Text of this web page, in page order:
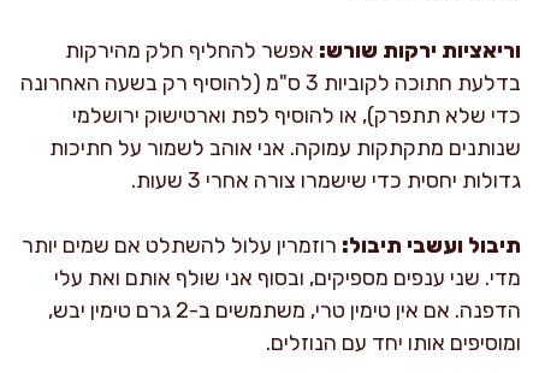
וריאציות ירקות שורש: אפשר להחליף חלק מהירקות
בדלעת חתוכה לקוביות 3 ס"מ (להוסיף רק בשעה האחרונה
כדי שלא תתפרק), או להוסיף לפת וארטישוק ירושלמי
שנותנים מתקתקות עמוקה. אני אוהב לשמור על חתיכות
גדולות יחסית כדי שישמרו צורה אחרי 3 שעות.
תיבול ועשבי תיבול: רוזמרין עלול להשתלט אם שמים יותר
מדי. שני ענפים מספיקים, ובסוף אני שולף אותם ואת עלי
הדפנה. אם אין טימין טרי, משתמשים ב-2 גרם טימין יבש,
ומוסיפים אותו יחד עם הנוזלים.